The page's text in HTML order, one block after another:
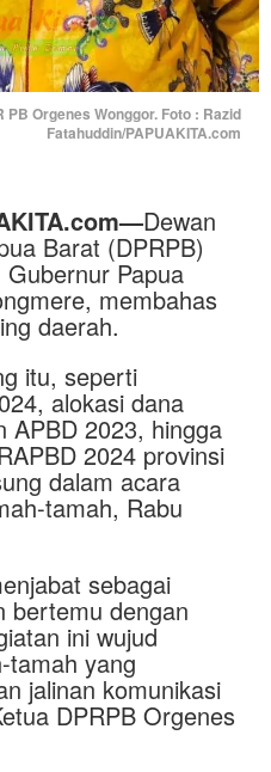
PB Orgenes Wonggor. Foto : Razid
Fatahuddin/PAPUAKITA.com
Dewan
Barat (DPRPB)
Papua
membahas
daerah.
itu, seperti
alokasi dana
APBD 2023, hingga
2024 provinsi
dalam acara
tamah, Rabu
sebagai
bertemu dengan
ini wujud
tamah yang
jalinan komunikasi
DPRPB Orgenes